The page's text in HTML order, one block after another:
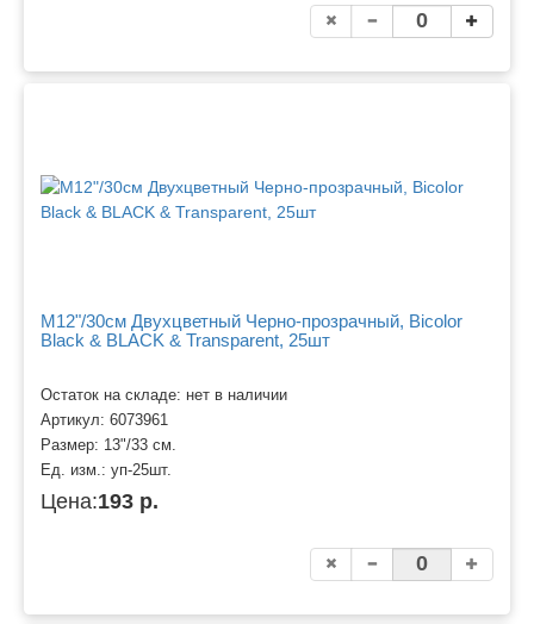
M12"/30см Двухцветный Черно-прозрачный, Bicolor
Black & BLACK & Transparent, 25шт
Остаток на складе: нет в наличии
Артикул: 6073961
Размер: 13"/33 см.
Ед. изм.: уп-25шт.
Цена:193 р.